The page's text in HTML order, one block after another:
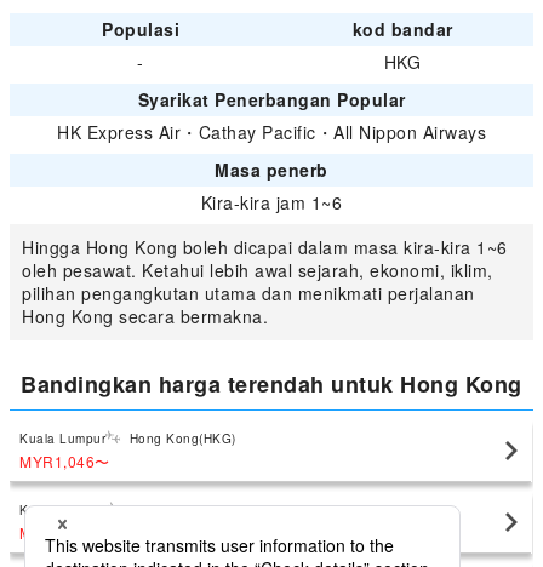
Populasi
kod bandar
-
HKG
Syarikat Penerbangan Popular
HK Express Air ・ Cathay Pacific ・ All Nippon Airways
Masa penerb
Kira-kira jam 1~6
Hingga Hong Kong boleh dicapai dalam masa kira-kira 1~6
oleh pesawat. Ketahui lebih awal sejarah, ekonomi, iklim,
pilihan pengangkutan utama dan menikmati perjalanan
Hong Kong secara bermakna.
Bandingkan harga terendah untuk Hong Kong
Kuala Lumpur Hong Kong(HKG)
MYR1,046〜
Kota Kinabalu Hong Kong(HKG)
MYR979